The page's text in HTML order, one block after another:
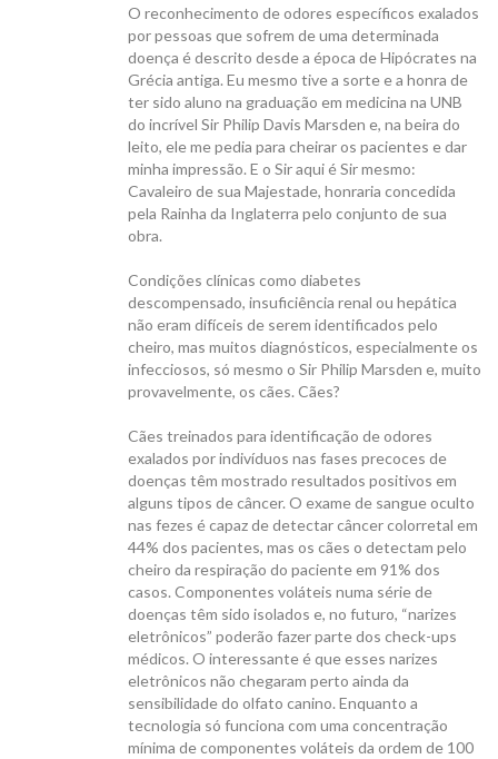
O reconhecimento de odores específicos exalados
por pessoas que sofrem de uma determinada
doença é descrito desde a época de Hipócrates na
Grécia antiga. Eu mesmo tive a sorte e a honra de
ter sido aluno na graduação em medicina na UNB
do incrível Sir Philip Davis Marsden e, na beira do
leito, ele me pedia para cheirar os pacientes e dar
minha impressão. E o Sir aqui é Sir mesmo:
Cavaleiro de sua Majestade, honraria concedida
pela Rainha da Inglaterra pelo conjunto de sua
obra.
Condições clínicas como diabetes
descompensado, insuficiência renal ou hepática
não eram difíceis de serem identificados pelo
cheiro, mas muitos diagnósticos, especialmente os
infecciosos, só mesmo o Sir Philip Marsden e, muito
provavelmente, os cães. Cães?
Cães treinados para identificação de odores
exalados por indivíduos nas fases precoces de
doenças têm mostrado resultados positivos em
alguns tipos de câncer. O exame de sangue oculto
nas fezes é capaz de detectar câncer colorretal em
44% dos pacientes, mas os cães o detectam pelo
cheiro da respiração do paciente em 91% dos
casos. Componentes voláteis numa série de
doenças têm sido isolados e, no futuro, “narizes
eletrônicos” poderão fazer parte dos check-ups
médicos. O interessante é que esses narizes
eletrônicos não chegaram perto ainda da
sensibilidade do olfato canino. Enquanto a
tecnologia só funciona com uma concentração
mínima de componentes voláteis da ordem de 100